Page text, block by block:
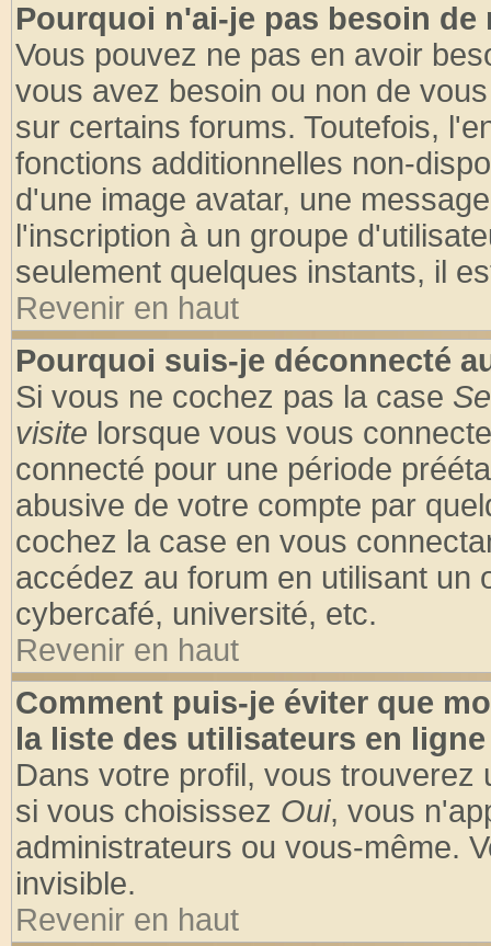
Pourquoi n'ai-je pas besoin de
Vous pouvez ne pas en avoir
vous avez besoin ou non de
sur certains forums. Toutefois,
fonctions additionnelles non-
d'une image avatar, une
l'inscription à un groupe
seulement quelques instants, il
Revenir en haut
Pourquoi suis-je déconnecté
Si vous ne cochez pas la case
visite lorsque vous vous
connecté pour une période
abusive de votre compte par
cochez la case en vous
accédez au forum en utilisant un
cybercafé, université, etc.
Revenir en haut
Comment puis-je éviter que
la liste des utilisateurs en
Dans votre profil, vous trouverez
si vous choisissez Oui, vous
administrateurs ou vous-même.
invisible.
Revenir en haut